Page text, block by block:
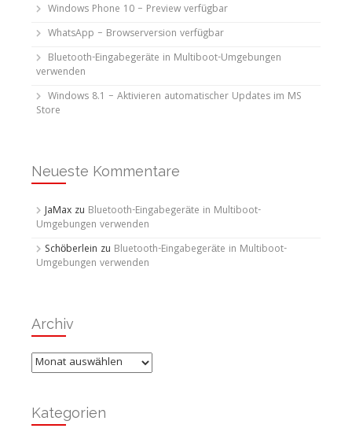
Windows Phone 10 – Preview verfügbar
WhatsApp – Browserversion verfügbar
Bluetooth-Eingabegeräte in Multiboot-Umgebungen
verwenden
Windows 8.1 – Aktivieren automatischer Updates im MS
Store
Neueste Kommentare
JaMax zu Bluetooth-Eingabegeräte in Multiboot-
Umgebungen verwenden
Schöberlein zu Bluetooth-Eingabegeräte in Multiboot-
Umgebungen verwenden
Archiv
Archiv
Kategorien